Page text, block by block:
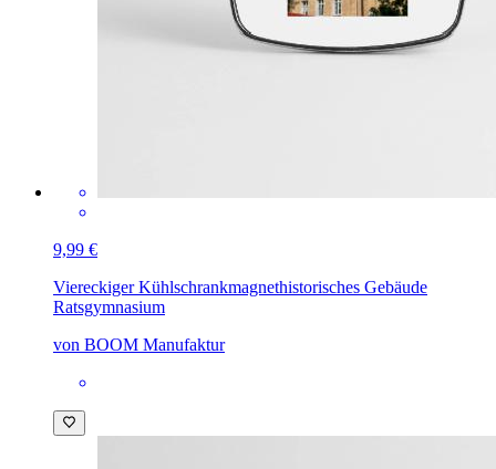
9,99 €
Viereckiger Kühlschrankmagnethistorisches Gebäude
Ratsgymnasium
von BOOM Manufaktur